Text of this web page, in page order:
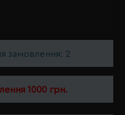
замовлення: 2
1000 грн.